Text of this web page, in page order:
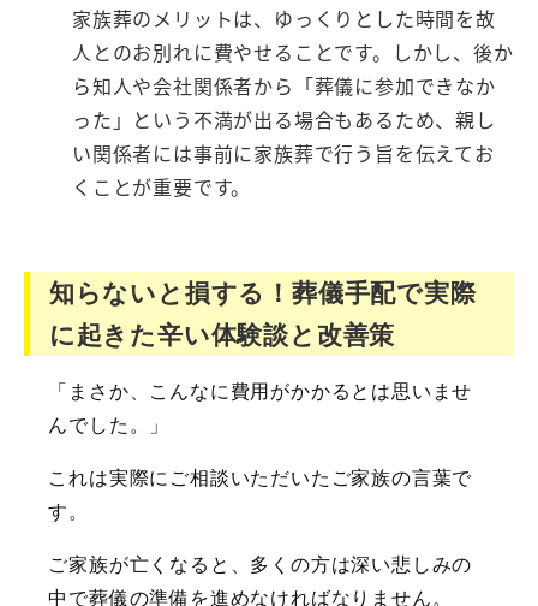
家族葬のメリットは、ゆっくりとした時間を故
人とのお別れに費やせることです。しかし、後か
ら知人や会社関係者から「葬儀に参加できなか
った」という不満が出る場合もあるため、親し
い関係者には事前に家族葬で行う旨を伝えてお
くことが重要です。
知らないと損する！葬儀手配で実際
に起きた辛い体験談と改善策
「まさか、こんなに費用がかかるとは思いませ
んでした。」
これは実際にご相談いただいたご家族の言葉で
す。
ご家族が亡くなると、多くの方は深い悲しみの
中で葬儀の準備を進めなければなりません。